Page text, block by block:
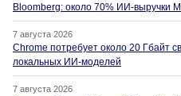
Bloomberg: около 70% ИИ-выручки
7 августа 2026
Chrome потребует около 20 Гбайт
локальных ИИ-моделей
7 августа 2026